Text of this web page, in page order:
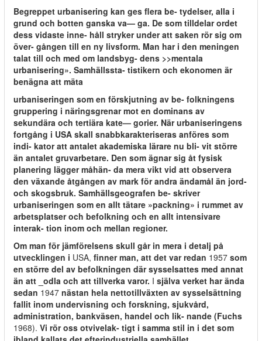
Begreppet urbanisering kan ges flera be- tydelser, alla i
grund och botten ganska va— ga. De som tilldelar ordet
dess vidaste inne- håll stryker under att saken rör sig om
över- gången till en ny livsform. Man har i den meningen
talat till och med om landsbyg- dens >>mentala
urbanisering». Samhällssta- tistikern och ekonomen är
benägna att mäta
urbaniseringen som en förskjutning av be- folkningens
gruppering i näringsgrenar mot en dominans av
sekundära och tertiära kate— gorier. När urbaniseringens
fortgång i USA skall snabbkarakteriseras anföres som
indi- kator att antalet akademiska lärare nu bli- vit större
än antalet gruvarbetare. Den som ägnar sig åt fysisk
planering lägger måhän- da mera vikt vid att observera
den växande åtgången av mark för andra ändamål än jord-
och skogsbruk. Samhällsgeografen be- skriver
urbaniseringen som en allt tätare »packning» i rummet av
arbetsplatser och befolkning och en allt intensivare
interak- tion inom och mellan regioner.
Om man för jämförelsens skull går in mera i detalj på
utvecklingen i USA, finner man, att det var redan 1957 som
en större del av befolkningen där sysselsattes med annat
än att _odla och att tillverka varor. I själva verket har ända
sedan 1947 nästan hela nettotillväxten av sysselsättning
fallit inom undervisning och forskning, sjukvård,
administration, bankväsen, handel och lik- nande (Fuchs
1968). Vi rör oss otvivelak- tigt i samma stil in i det som